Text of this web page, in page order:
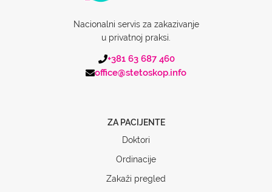
Nacionalni servis za zakazivanje
u privatnoj praksi.
+381 63 687 460
office@stetoskop.info
ZA PACIJENTE
Doktori
Ordinacije
Zakaži pregled